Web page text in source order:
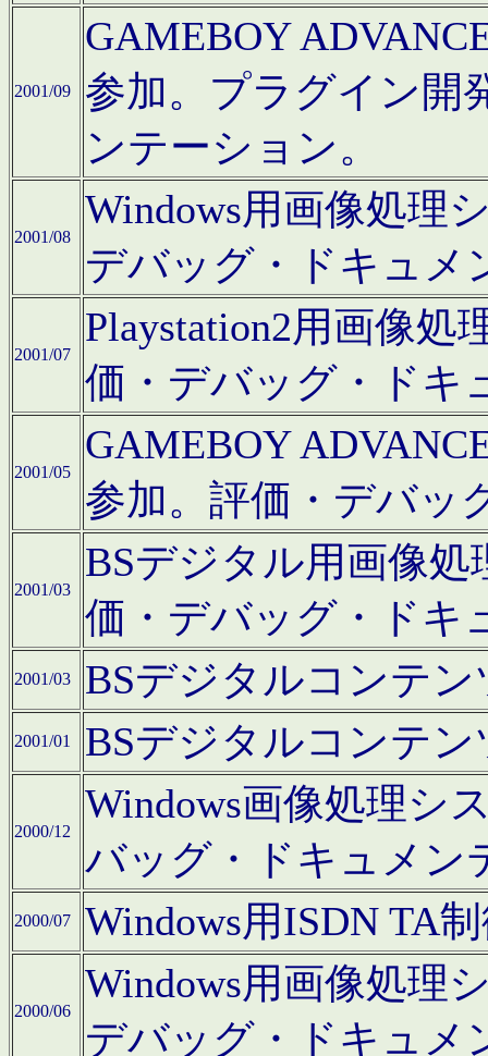
2001/09
GAMEBOY
参加。プラグイン開
ンテーション。
2001/08
Windows用画像処理
デバッグ・ドキュメ
2001/07
Playstation2用画像
価・デバッグ・ドキ
2001/05
GAMEBOY
参加。評価・デバッ
2001/03
BSデジタル用画像
価・デバッグ・ドキ
2001/03 BSデジタルコンテ
2001/01 BSデジタルコンテ
2000/12
Windows画像処理シ
バッグ・ドキュメン
2000/07 Windows用ISDN TA
2000/06
Windows用画像処理
デバッグ・ドキュメ